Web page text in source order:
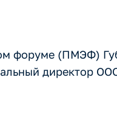
форуме (ПМЭФ)
директор